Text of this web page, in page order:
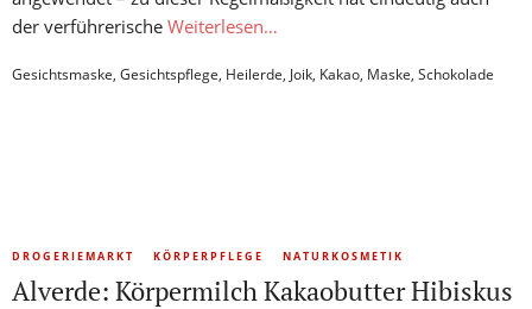
der verführerische Weiterlesen…
Gesichtsmaske, Gesichtspflege, Heilerde, Joik, Kakao, Maske, Schokolade
DROGERIEMARKT KÖRPERPFLEGE NATURKOSMETIK
Alverde: Körpermilch Kakaobutter Hibiskus